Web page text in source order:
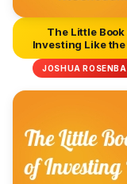
The Little Book
Investing Like the
JOSHUA